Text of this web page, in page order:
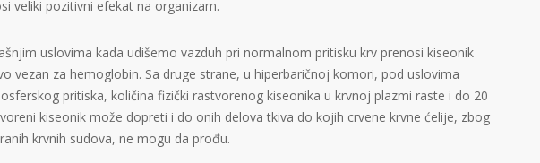
veliki pozitivni efekat na organizam.
uslovima kada udišemo vazduh pri normalnom pritisku krv prenosi kiseonik
vezan za hemoglobin. Sa druge strane, u hiperbaričnoj komori, pod uslovima
pritiska, količina fizički rastvorenog kiseonika u krvnoj plazmi raste i do 20
kiseonik može dopreti i do onih delova tkiva do kojih crvene krvne ćelije, zbog
krvnih sudova, ne mogu da prođu.